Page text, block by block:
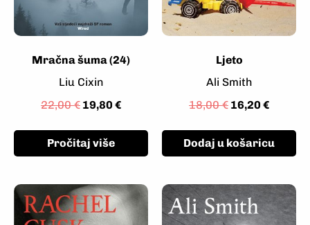
Mračna šuma (24)
Liu Cixin
22,00€ 19,80 €
Pročitaj više
Ljeto
Ali Smith
18,00€ 16,20 €
Dodaj u košaricu